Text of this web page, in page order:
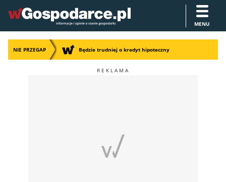
MENU
NIE PRZEGAP Będzie trudniej o kredyt hipoteczny